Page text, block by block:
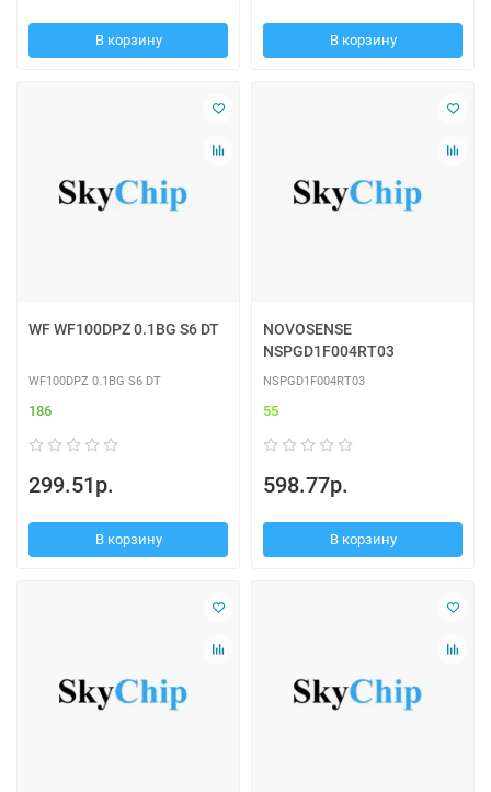
В корзину В корзину
WF WF100DPZ 0.1BG S6 DT
WF100DPZ 0.1BG S6 DT
186
299.51р.
В корзину
NOVOSENSE
NSPGD1F004RT03
NSPGD1F004RT03
55
598.77р.
В корзину